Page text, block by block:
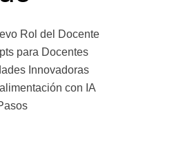
Rol del Docente
para Docentes
Innovadoras
con IA